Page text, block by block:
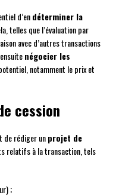
d’endéterminer la
telles que l’évaluation par
avec d’autres transactions
négocier les
notamment le prix et
cession
de rédiger unprojet de
relatifs à la transaction, tels
;